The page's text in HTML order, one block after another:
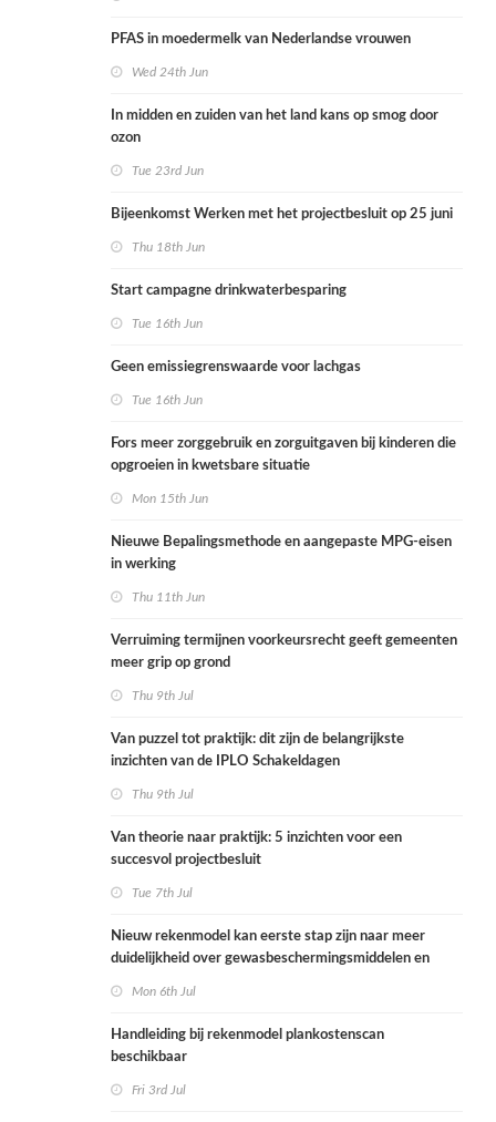
PFAS in moedermelk van Nederlandse vrouwen
Wed 24th Jun
In midden en zuiden van het land kans op smog door
ozon
Tue 23rd Jun
Bijeenkomst Werken met het projectbesluit op 25 juni
Thu 18th Jun
Start campagne drinkwaterbesparing
Tue 16th Jun
Geen emissiegrenswaarde voor lachgas
Tue 16th Jun
Fors meer zorggebruik en zorguitgaven bij kinderen die
opgroeien in kwetsbare situatie
Mon 15th Jun
Nieuwe Bepalingsmethode en aangepaste MPG-eisen
in werking
Thu 11th Jun
Verruiming termijnen voorkeursrecht geeft gemeenten
meer grip op grond
Thu 9th Jul
Van puzzel tot praktijk: dit zijn de belangrijkste
inzichten van de IPLO Schakeldagen
Thu 9th Jul
Van theorie naar praktijk: 5 inzichten voor een
succesvol projectbesluit
Tue 7th Jul
Nieuw rekenmodel kan eerste stap zijn naar meer
duidelijkheid over gewasbeschermingsmiddelen en
Mon 6th Jul
Handleiding bij rekenmodel plankostenscan
beschikbaar
Fri 3rd Jul